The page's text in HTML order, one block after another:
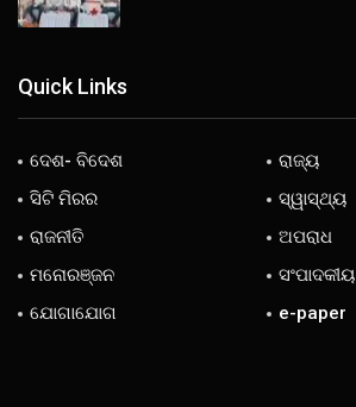
Quick Links
ଦେଶ- ବିଦେଶ
ରାଜ୍ୟ
ସିଟି ମିରର
ସ୍ୱାସ୍ଥ୍ୟ
ରାଜନୀତି
ଅପରାଧ
ମନୋରଞ୍ଜନ
ସଂପାଦକୀୟ
ଯୋଗାଯୋଗ
e-paper